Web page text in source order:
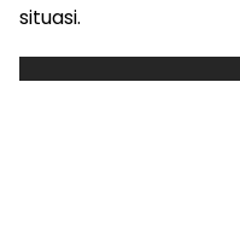
situasi.